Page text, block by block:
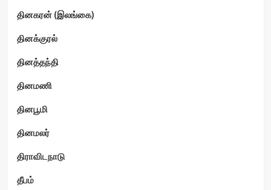
தினகரன் (இலங்கை)
தினக்குரல்
தினத்தந்தி
தினமணி
தினபூமி
தினமலர்
திராவிடநாடு
தீபம்